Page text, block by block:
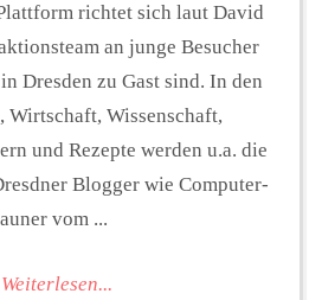
Seminare
richtet sich laut David
an junge Besucher
Dresden zu Gast sind. In den
Wissenschaft,
und Rezepte werden u.a. die
Blogger wie Computer-
vom ...
Weiterlesen...